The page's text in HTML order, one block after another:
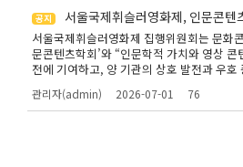
공지
서울국제휘슬러영화제, 인문콘텐
약(MOU) 체결
서울국제휘슬러영화제 집행위원회는 문화
문콘텐츠학회’와 “인문학적 가치와 영상
전에 기여하고, 양 기관의 상호 발전과 우호
협약은 인문학과 디지털 콘텐츠의 협력 공간
회의 학술적 역량과, 정의·인권·평화·환경
관리자(admin) 2026-07-01 76